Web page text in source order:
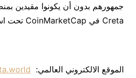
جمهورهم بدون أن يكونوا مقيدين
Creta في CoinMarketCap تحت اسم Creta World.
الموقع الالكتروني العالمي: